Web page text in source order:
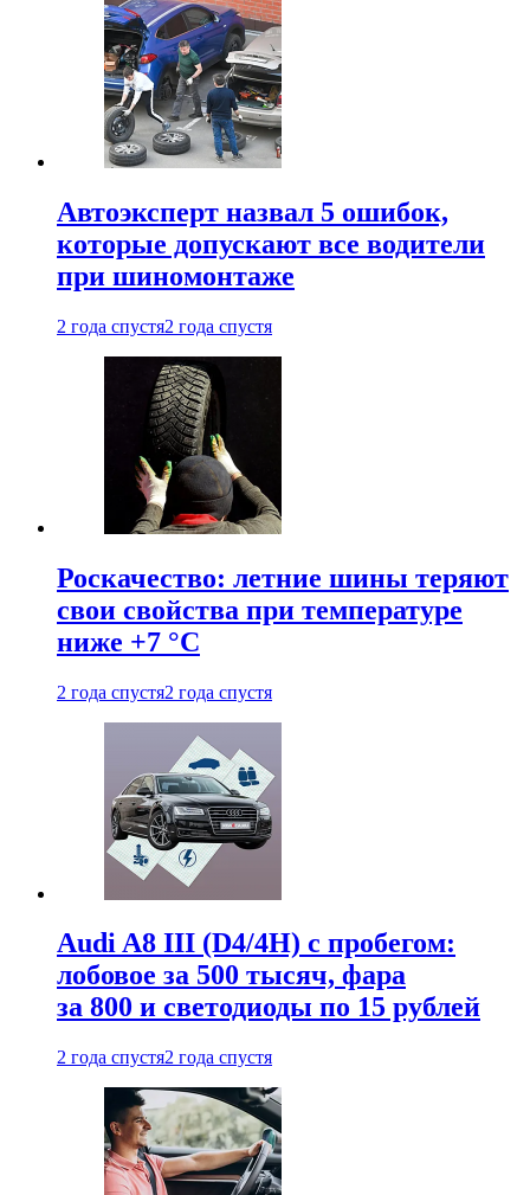
Автоэксперт назвал 5 ошибок,
которые допускают все водители
при шиномонтаже
2 года спустя2 года спустя
Роскачество: летние шины теряют
свои свойства при температуре
ниже +7 °C
2 года спустя2 года спустя
Audi A8 III (D4/4H) c пробегом:
лобовое за 500 тысяч, фара
за 800 и светодиоды по 15 рублей
2 года спустя2 года спустя